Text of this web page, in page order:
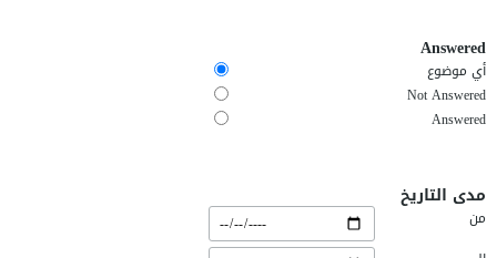
Answered
أي موضوع
Not Answered
Answered
مدى التاريخ
من